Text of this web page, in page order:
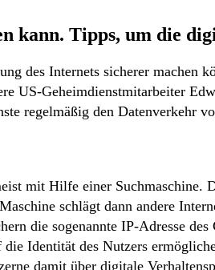
kann. Tipps, um die
des Internets sicherer machen
US-Geheimdienstmitarbeiter
regelmäßig den
mit Hilfe einer
schlägt dann andere
die sogenannte IP-Adresse
Identität des Nutzers
damit über digitale